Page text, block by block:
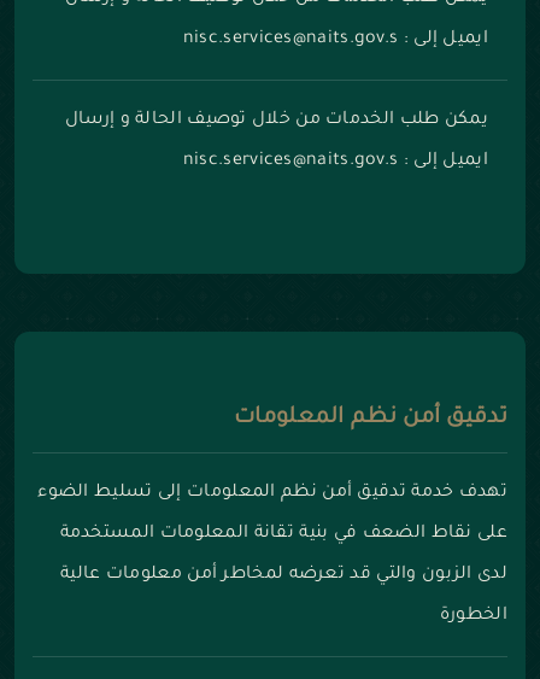
ايميل إلى : nisc.services@naits.gov.s
يمكن طلب الخدمات من خلال توصيف الحالة و إرسال
ايميل إلى : nisc.services@naits.gov.s
تدقيق أمن نظم المعلومات
تهدف خدمة تدقيق أمن نظم المعلومات إلى تسليط الضوء
على نقاط الضعف في بنية تقانة المعلومات المستخدمة
لدى الزبون والتي قد تعرضه لمخاطر أمن معلومات عالية
الخطورة